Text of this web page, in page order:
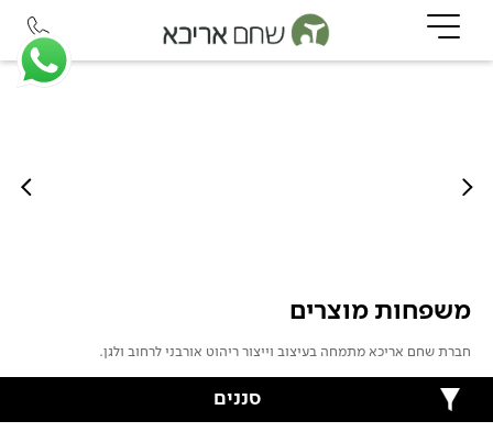
משפחות מוצרים
חברת שחם אריכא מתמחה בעיצוב וייצור ריהוט אורבני לרחוב ולגן.
סננים